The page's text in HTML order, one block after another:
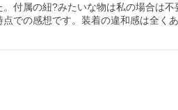
付属の紐?みたいな物は私の場合は
での感想です。装着の違和感は全くあ